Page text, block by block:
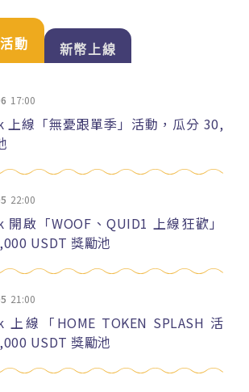
動 新幣上線
17:00
上線「無憂跟單季」活動，瓜分 30,
22:00
開啟「WOOF、QUID1 上線狂歡」
USDT 獎勵池
21:00
上線「HOME TOKEN SPLASH 活
USDT 獎勵池